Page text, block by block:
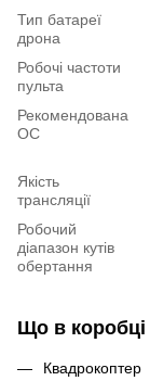
Тип батареї
дрона
Робочі частоти
пульта
Рекомендована
ОС
Якість
трансляції
Робочий
діапазон кутів
обертання
Що в коробці
Квадрокоптер